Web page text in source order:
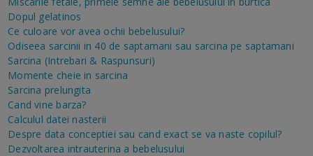
Dopul gelatinos
Ce culoare vor avea ochii bebelusului?
Odiseea sarcinii in 40 de saptamani sau sarcina pe saptamani
Sarcina (Intrebari & Raspunsuri)
Momente cheie in sarcina
Sarcina prelungita
Cand vine barza?
Calculul datei nasterii
Despre data conceptiei sau cand exact se va naste copilul?
Dezvoltarea intrauterina a bebelusului